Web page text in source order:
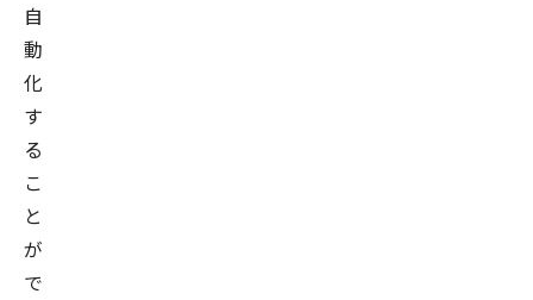
自
動
化
す
る
こ
と
が
で